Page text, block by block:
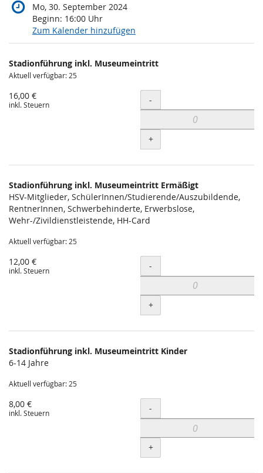
Mo, 30. September 2024
Beginn: 16:00 Uhr
Zum Kalender hinzufügen
Produkte
Unkategorisierte
Produkte
Stadionführung inkl. Museumeintritt
Aktuell verfügbar: 25
16,00 €
inkl. Steuern Menge
-
+
Stadionführung inkl. Museumeintritt Ermäßigt
HSV-Mitglieder, SchülerInnen/Studierende/Auszubildende,
RentnerInnen, Schwerbehinderte, Erwerbslose,
Wehr-/Zivildienstleistende, HH-Card
Aktuell verfügbar: 25
12,00 €
inkl. Steuern Menge
-
+
Stadionführung inkl. Museumeintritt Kinder
6-14 Jahre
Aktuell verfügbar: 25
8,00 €
inkl. Steuern Menge
-
+